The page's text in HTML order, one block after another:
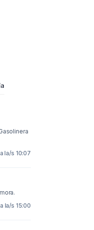
la/s 10:07
la/s 15:00